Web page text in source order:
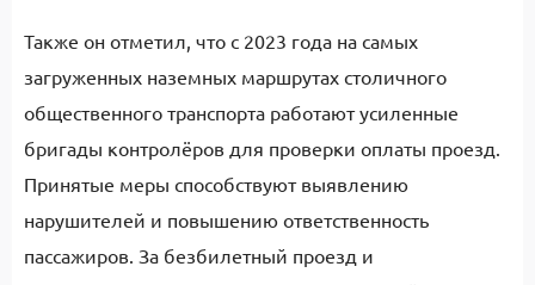
Также он отметил, что с 2023 года на самых
загруженных наземных маршрутах столичного
общественного транспорта работают усиленные
бригады контролёров для проверки оплаты проезд.
Принятые меры способствуют выявлению
нарушителей и повышению ответственность
пассажиров. За безбилетный проезд и